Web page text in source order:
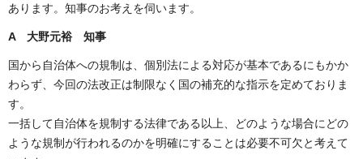
あります。知事のお考えを伺います。
A 大野元裕 知事
国から自治体への規制は、個別法による対応が基本であるにもかか
わらず、今回の法改正は制限なく国の補充的な指示を定めておりま
す。
一括して自治体を規制する法律である以上、どのような場合にどの
ような規制が行われるのかを明確にすることは必要不可欠と考えて